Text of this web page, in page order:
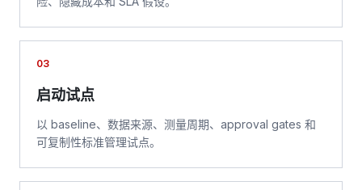
03
启动试点
以 baseline、数据来源、测量周期、approval gates 和
可复制性标准管理试点。